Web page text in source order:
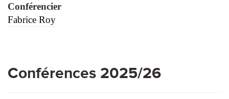
Conférencier
Fabrice Roy
Conférences 2025/26